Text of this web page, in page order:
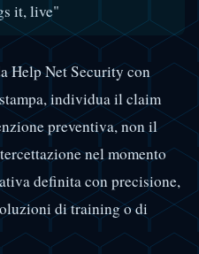
it, live"
Help Net Security con
individua il claim
preventiva, non il
nel momento
definita con precisione,
di training o di